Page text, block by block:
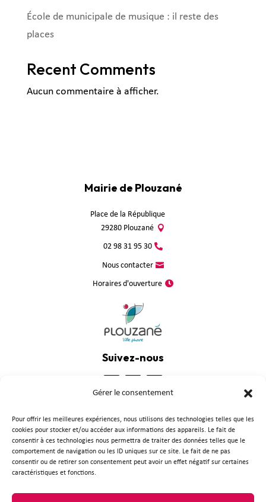
Gérer le consentement
Pour offrir les meilleures expériences, nous utilisons des technologies telles que les
cookies pour stocker et/ou accéder aux informations des appareils. Le fait de
consentir à ces technologies nous permettra de traiter des données telles que le
comportement de navigation ou les ID uniques sur ce site. Le fait de ne pas
consentir ou de retirer son consentement peut avoir un effet négatif sur certaines
caractéristiques et fonctions.
École de municipale de musique : il reste des
places
Recent Comments
Aucun commentaire à afficher.
Mairie de Plouzané
Place de la République
29280 Plouzané
02 98 31 95 30
Nous contacter
Horaires d'ouverture
Suivez-nous